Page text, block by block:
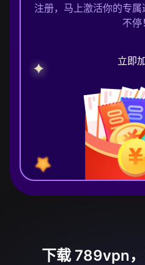
注册，马上激活你的专
不停！
立即
下载 789vpn